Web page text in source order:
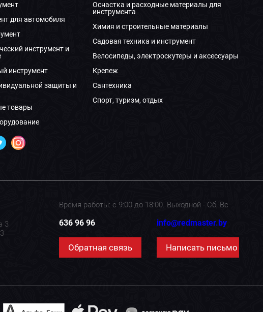
для автомобиля
инструмент и
инструмент
защиты и
товары
Оснастка и расходные материалы для
инструмента
Химия и строительные материалы
Садовая техника и инструмент
Велосипеды, электроскутеры и аксессуары
Крепеж
Сантехника
Спорт, туризм, отдых
3
Время работы: с 9:00 до 18:00. Выходной - Сб, Вс
636 96 96
Обратная связь
info@redmaster.by
Написать письмо